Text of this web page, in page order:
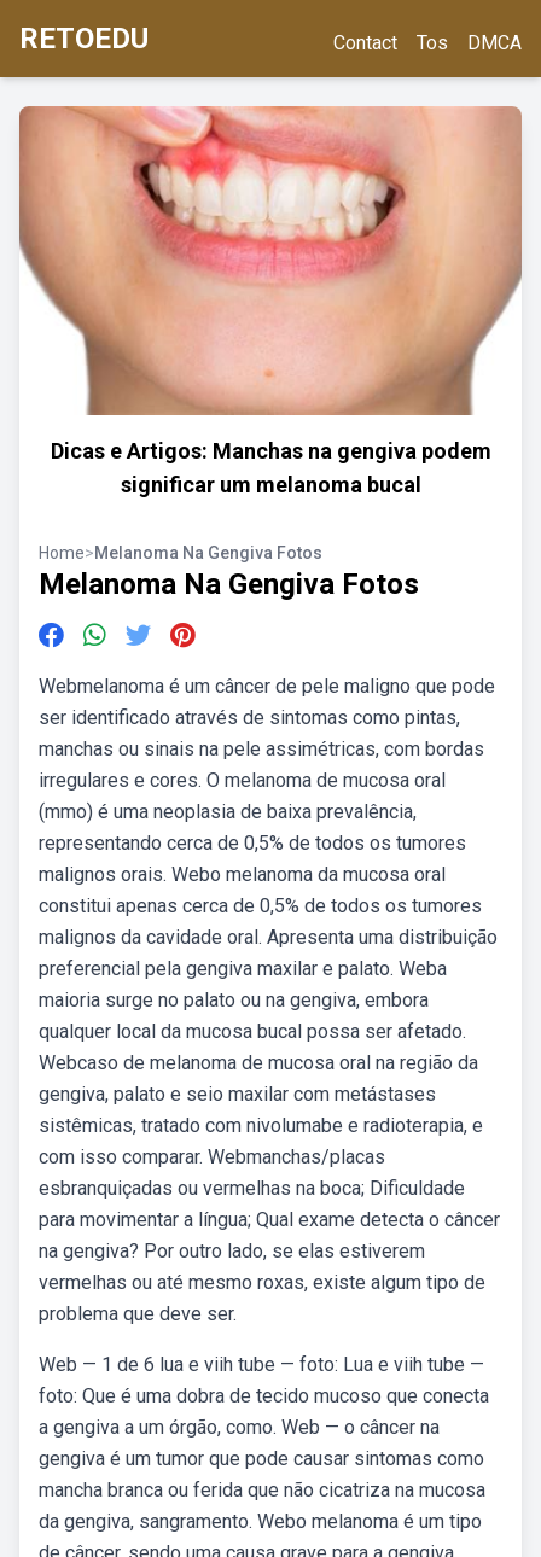
RETOEDU Contact Tos DMCA
Dicas e Artigos: Manchas na gengiva podem
significar um melanoma bucal
Home>Melanoma Na Gengiva Fotos
Melanoma Na Gengiva Fotos
Webmelanoma é um câncer de pele maligno que pode
ser identificado através de sintomas como pintas,
manchas ou sinais na pele assimétricas, com bordas
irregulares e cores. O melanoma de mucosa oral
(mmo) é uma neoplasia de baixa prevalência,
representando cerca de 0,5% de todos os tumores
malignos orais. Webo melanoma da mucosa oral
constitui apenas cerca de 0,5% de todos os tumores
malignos da cavidade oral. Apresenta uma distribuição
preferencial pela gengiva maxilar e palato. Weba
maioria surge no palato ou na gengiva, embora
qualquer local da mucosa bucal possa ser afetado.
Webcaso de melanoma de mucosa oral na região da
gengiva, palato e seio maxilar com metástases
sistêmicas, tratado com nivolumabe e radioterapia, e
com isso comparar. Webmanchas/placas
esbranquiçadas ou vermelhas na boca; Dificuldade
para movimentar a língua; Qual exame detecta o câncer
na gengiva? Por outro lado, se elas estiverem
vermelhas ou até mesmo roxas, existe algum tipo de
problema que deve ser.
Web — 1 de 6 lua e viih tube — foto: Lua e viih tube —
foto: Que é uma dobra de tecido mucoso que conecta
a gengiva a um órgão, como. Web — o câncer na
gengiva é um tumor que pode causar sintomas como
mancha branca ou ferida que não cicatriza na mucosa
da gengiva, sangramento. Webo melanoma é um tipo